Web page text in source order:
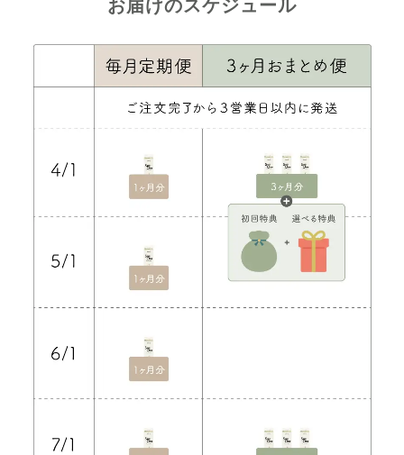
お届けのスケジュール